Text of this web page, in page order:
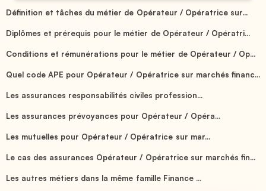
Définition et tâches du métier de Opérateur / Opératrice sur...
Diplômes et prérequis pour le métier de Opérateur / Opératri...
Conditions et rémunérations pour le métier de Opérateur / Op...
Quel code APE pour Opérateur / Opératrice sur marchés financ...
Les assurances responsabilités civiles profession...
Les assurances prévoyances pour Opérateur / Opéra...
Les mutuelles pour Opérateur / Opératrice sur mar...
Le cas des assurances Opérateur / Opératrice sur marchés fin...
Les autres métiers dans la même famille Finance ...